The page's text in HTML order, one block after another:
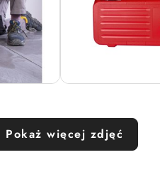
Pokaż więcej zdjęć